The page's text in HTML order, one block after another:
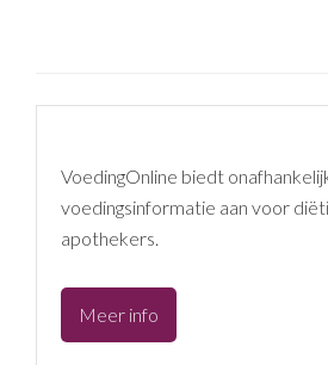
VoedingOnline biedt
voedingsinformatie aan voor
apothekers.
Meer info